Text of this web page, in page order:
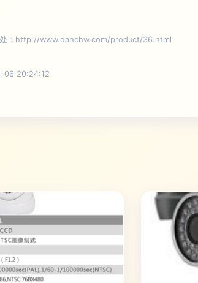
处：http://www.dahchw.com/product/36.html
06 20:24:12